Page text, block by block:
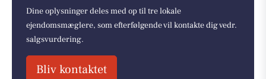
Dine oplysninger deles med op til tre lokale
ejendomsmæglere, som efterfølgende vil kontakte dig vedr.
salgsvurdering.
Bliv kontaktet